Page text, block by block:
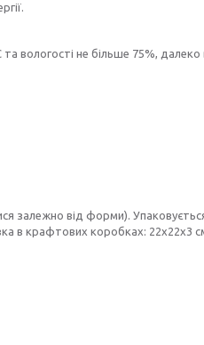
вологості не більше 75%,
залежно від форми).
в крафтових коробках: 22х22х3